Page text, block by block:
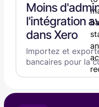
Moins
l'intégration
dans Xero
Importez et
bancaires pour la